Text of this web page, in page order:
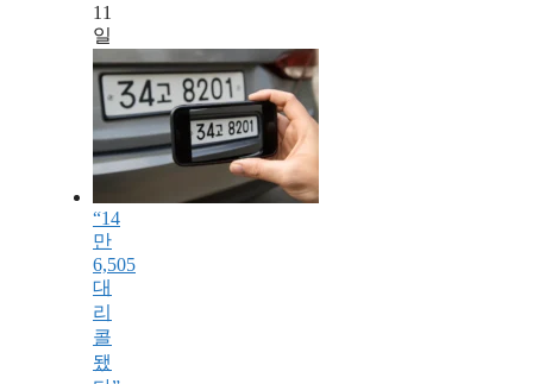
11
일
“14
만
6,505
대
리
콜
됐